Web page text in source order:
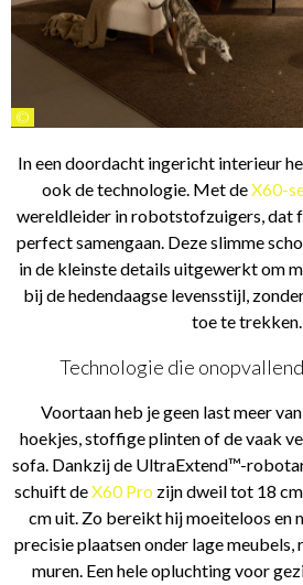
©
In een doordacht ingericht interieur
ook de technologie. Met deX60-
wereldleider in robotstofzuigers, dat
perfect samengaan. Deze slimme
in de kleinste details uitgewerkt om
bij de hedendaagse levensstijl,
toe te trekken.
Technologie die
Voortaan heb je geen last meer
hoekjes, stoffige plinten of de vaak
sofa. Dankzij de UltraExtend™-
schuift deX60 Pro zijn dweil tot 18
cm uit. Zo bereikt hij moeiteloos en
precisie plaatsen onder lage meubels,
muren. Een hele opluchting voor